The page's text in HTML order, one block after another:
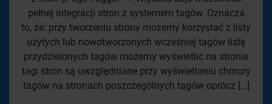
pełnej integracji stron z systemem tagów. Oznacza
to, że: przy tworzeniu strony możemy korzystać z listy
użytych lub nowotworzonych wcześniej tagów listę
przydzielonych tagów możemy wyświetlić na stronie
tagi stron są uwzględniane przy wyświetlaniu chmury
tagów na stronach poszczególnych tagów oprócz […]